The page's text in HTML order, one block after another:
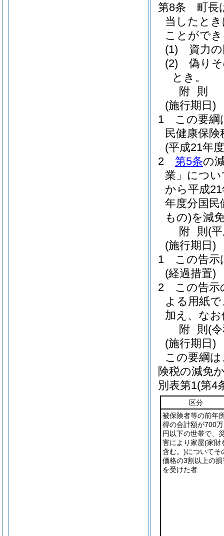
第8条
町長
当したと
ことがで
(1)
資力
(2)
偽り
とき。
附 則
(施行期日)
1
この要綱
民健康保
(平成21年
2
第5条の
業」につ
から平成
年度分国民
もの)を減
附 則 (
(施行期日)
1
この告示
(経過措置)
2
この告示
よる用紙
加え、な
附 則 (
(施行期日)
この要綱
険税の減免
別表第1(第4
区分
被保険者等の前年
得の合計額が700万
円以下の世帯で、
害により家屋(家財
含む。)についてそ
価格の3割以上の損
を受けた者